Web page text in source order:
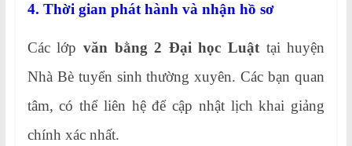
4. Thời gian phát hành và nhận hồ sơ
Các lớp văn bằng 2 Đại học Luậttại huyện
Nhà Bè tuyển sinh thường xuyên. Các bạn quan
tâm, có thể liên hệ để cập nhật lịch khai giảng
chính xác nhất.